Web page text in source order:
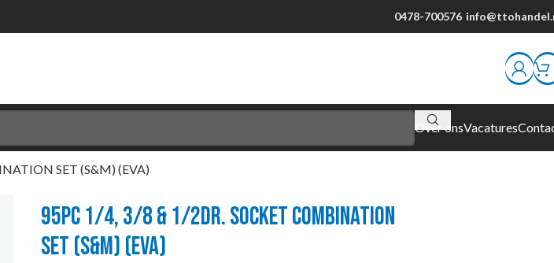
0478-700576
Over onsVacatures
SET (S&M) (EVA)
95PC 1/4, 3/8 & 1/2DR. SOCKET COMBINATION
SET (S&M) (EVA)